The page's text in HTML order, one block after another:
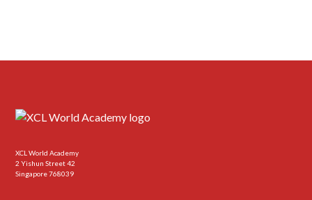
XCL World Academy
2 Yishun Street 42
Singapore 768039